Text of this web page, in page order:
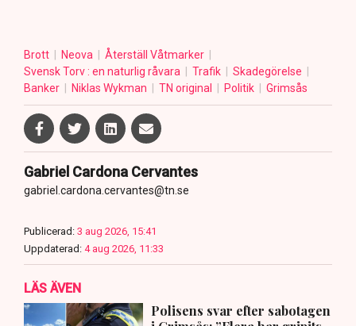
Brott Neova
Återställ Våtmarker
Svensk Torv : en naturlig råvara
Trafik
Skadegörelse
Banker
Niklas Wykman TN original Politik Grimsås
Gabriel Cardona Cervantes
gabriel.cardona.cervantes@tn.se
Publicerad: 3 aug 2026, 15:41
Uppdaterad: 4 aug 2026, 11:33
LÄS ÄVEN
Polisens svar efter sabotagen